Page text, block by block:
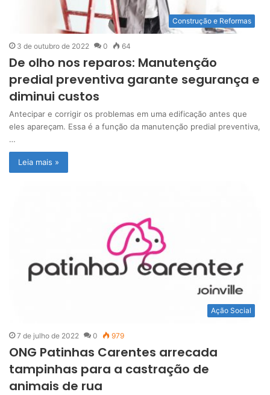
Construção e Reformas
3 de outubro de 2022 0 64
De olho nos reparos: Manutenção
predial preventiva garante segurança e
diminui custos
Antecipar e corrigir os problemas em uma edificação antes que
eles apareçam. Essa é a função da manutenção predial preventiva,
…
Leia mais »
Ação Social
7 de julho de 2022 0 979
ONG Patinhas Carentes arrecada
tampinhas para a castração de
animais de rua